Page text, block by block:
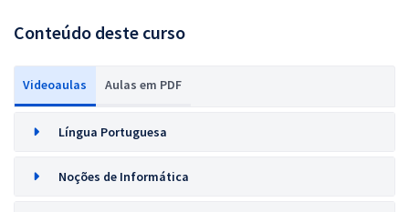
Conteúdo deste curso
Videoaulas Aulas em PDF
Língua Portuguesa
Noções de Informática